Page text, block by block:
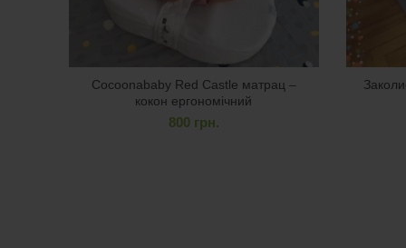
Cocoonababy Red Castle матрац –
кокон ергономічний
800 грн.